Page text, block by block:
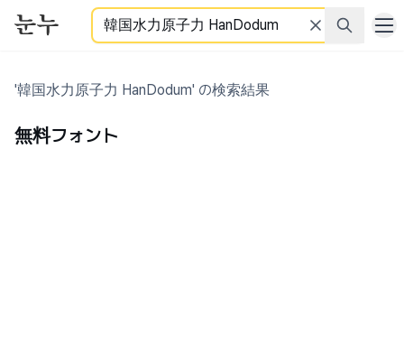
検索
'韓国水力原子力 HanDodum' の検索結果
無料フォント